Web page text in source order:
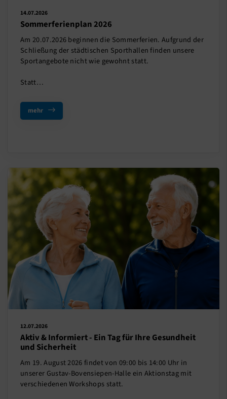
14.07.2026
Sommerferienplan 2026
Am 20.07.2026 beginnen die Sommerferien. Aufgrund der
Schließung der städtischen Sporthallen finden unsere
Sportangebote nicht wie gewohnt statt.
Statt…
mehr
12.07.2026
Aktiv & Informiert - Ein Tag für Ihre Gesundheit
und Sicherheit
Am 19. August 2026 findet von 09:00 bis 14:00 Uhr in
unserer Gustav-Bovensiepen-Halle ein Aktionstag mit
verschiedenen Workshops statt.